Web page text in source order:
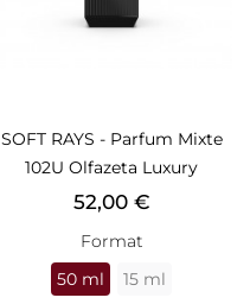
SOFT RAYS - Parfum Mixte
102U Olfazeta Luxury
Prix
52,00 €
Format
50 ml
15 ml